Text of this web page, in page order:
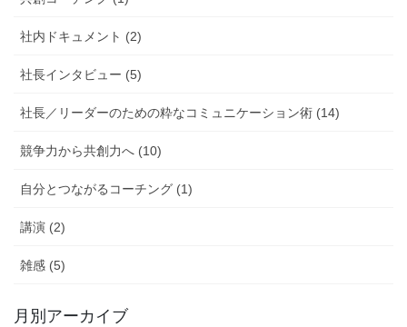
社内ドキュメント (2)
社長インタビュー (5)
社長／リーダーのための粋なコミュニケーション術 (14)
競争力から共創力へ (10)
自分とつながるコーチング (1)
講演 (2)
雑感 (5)
月別アーカイブ